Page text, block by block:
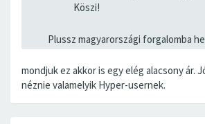
Köszi!
Plussz magyarországi forgalomba
mondjuk ez akkor is egy elég alacsony ár.
néznie valamelyik Hyper-usernek.